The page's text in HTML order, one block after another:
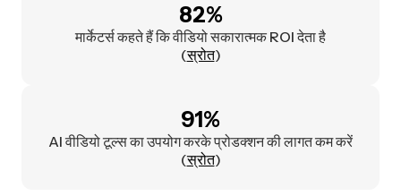
82%
मार्केटर्स कहते हैं कि वीडियो सकारात्मक ROI देता है
(स्रोत)
91%
AI वीडियो टूल्स का उपयोग करके प्रोडक्शन की लागत कम करें
(स्रोत)